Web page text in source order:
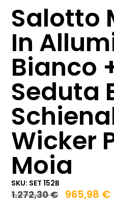
Salotto
In
Bianco
Seduta
Wicker
Moia
SKU: SET 152B
1.272,30€ 965,98 €